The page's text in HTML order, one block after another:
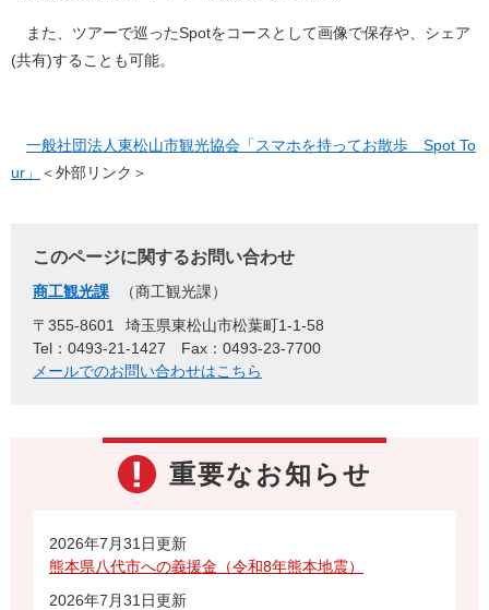
また、ツアーで巡ったSpotをコースとして画像で保存や、シェア
(共有)することも可能。
一般社団法人東松山市観光協会「スマホを持ってお散歩 Spot To
ur」
＜外部リンク＞
このページに関するお問い合わせ
商工観光課
商工観光課
〒355-8601
埼玉県東松山市松葉町1-1-58
Tel：0493-21-1427
Fax：0493-23-7700
メールでのお問い合わせはこちら
重要なお知らせ
2026年7月31日更新
熊本県八代市への義援金（令和8年熊本地震）
2026年7月31日更新